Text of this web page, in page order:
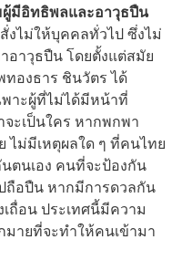
ผู้มีอิทธิพลและอาวุธปืน
ไม่ให้บุคคลทั่วไป ซึ่งไม่
อาวุธปืน โดยตั้งแต่สมัย
ทองธาร ชินวัตร ได้
าะผู้ที่ไม่ได้มีหน้าที่
จะเป็นใคร หากพกพา
ไม่มีเหตุผลใด ๆ ที่คนไทย
ตนเอง คนที่จะป้องกัน
ถือปืน หากมีการดวลกัน
ถื่อน ประเทศนี้มีความ
ายที่จะทำให้คนเข้ามา